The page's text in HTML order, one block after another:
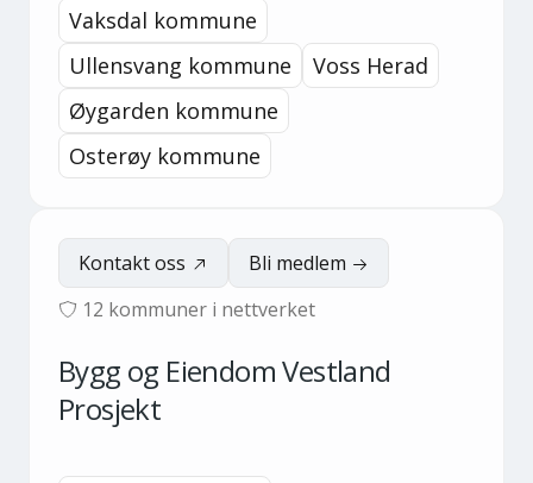
Vaksdal kommune
Ullensvang kommune
Voss Herad
Øygarden kommune
Osterøy kommune
Kontakt oss
Bli medlem
12 kommuner i nettverket
Bygg og Eiendom Vestland
Prosjekt